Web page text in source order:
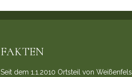
FAKTEN
Seit dem 1.1.2010 Ortsteil von Weißenfels.